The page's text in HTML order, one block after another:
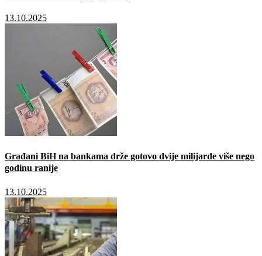
13.10.2025
Građani BiH na bankama drže gotovo dvije milijarde više nego
godinu ranije
13.10.2025